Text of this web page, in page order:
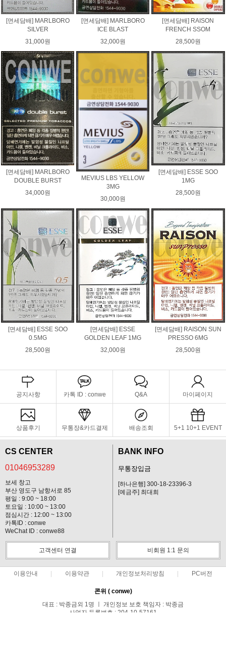
[면세담배] MARLBORO
SILVER
31,000원
[면세담배] MARLBORO
ICE BLAST
32,000원
[면세담배] RAISON
FRENCH SSOM
28,500원
[면세담배] MARLBORO
DOUBLE BURST
34,000원
MEVIUS LBS YELLOW
3MG
30,000원
[면세담배] ESSE SOO
1MG
28,500원
[면세담배] ESSE SOO
0.5MG
28,500원
[면세담배] ESSE
GOLDEN LEAF 1MG
32,000원
[면세담배] RAISON SUN
PRESSO 6MG
28,500원
공지사항 카톡 ID : conwe Q&A 마이페이지
상품후기 무통장&카드결제 배송조회 5+1 10+1 EVENT
CS CENTER
01046953289
보세 창고
부산 영도구 남항서로 85
평일 : 9:00 ~ 18:00
토요일 : 10:00 ~ 13:00
점심시간 : 12:00 ~ 13:00
카톡ID : conwe
WeChat ID : conwe88
BANK INFO
무통장입금
[하나은행] 300-18-23396-3
[예금주] 최대희
고객센터 연결 비회원 1:1 문의
이용안내 이용약관 개인정보처리방침 PC버전
콘위 ( conwe)
대표 : 박종금외 1명 ㅣ 개인정보 보호 책임자 : 박종금
사업자 등록번호 : 204-10-57161